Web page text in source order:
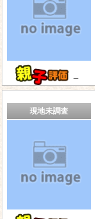
－
現地未調査